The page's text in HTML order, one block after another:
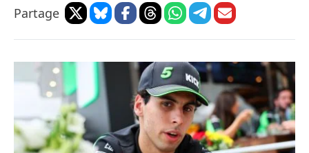
Partage